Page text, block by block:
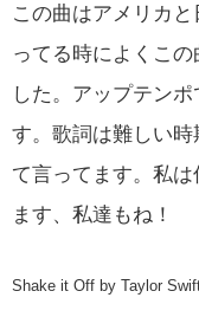
この曲はアメリカ
ってる時によくこ
した。アップテン
す。歌詞は難しい
て言ってます。私
ます、私達もね！
Shake it Off by Taylor